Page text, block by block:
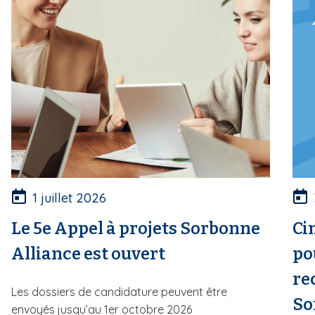
1 juillet 2026
Le 5e Appel à projets Sorbonne
Alliance est ouvert
Les dossiers de candidature peuvent être
envoyés jusqu’au 1er octobre 2026